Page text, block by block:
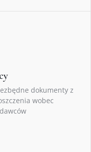
dokumenty z
wobec